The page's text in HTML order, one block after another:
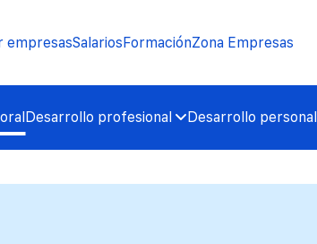
empresasSalariosFormaciónZona Empresas
Desarrollo profesional Desarrollo personal